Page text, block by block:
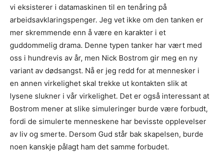
vi eksisterer i datamaskinen til en tenåring på
arbeidsavklaringspenger. Jeg vet ikke om den tanken er
mer skremmende enn å være en karakter i et
guddommelig drama. Denne typen tanker har vært med
oss i hundrevis av år, men Nick Bostrom gir meg en ny
variant av dødsangst. Nå er jeg redd for at mennesker i
en annen virkelighet skal trekke ut kontakten slik at
lysene slukner i vår virkelighet. Det er også interessant at
Bostrom mener at slike simuleringer burde være forbudt,
fordi de simulerte menneskene har bevisste opplevelser
av liv og smerte. Dersom Gud står bak skapelsen, burde
noen kanskje pålagt ham det samme forbudet.